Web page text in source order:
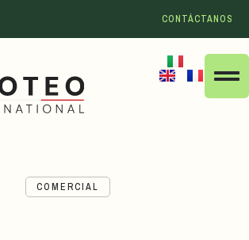
CONTÁCTANOS
COMERCIAL